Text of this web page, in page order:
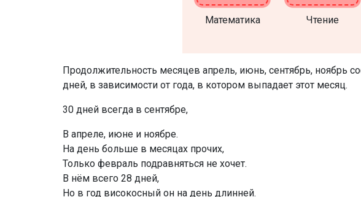
Математика Чтение
Продолжительность месяцев апрель, июнь, сентябрь, ноябрь
дней, в зависимости от года, в котором выпадает этот месяц.
30 дней всегда в сентябре,
В апреле, июне и ноябре.
На день больше в месяцах прочих,
Только февраль подравняться не хочет.
В нём всего 28 дней,
Но в год високосный он на день длинней.